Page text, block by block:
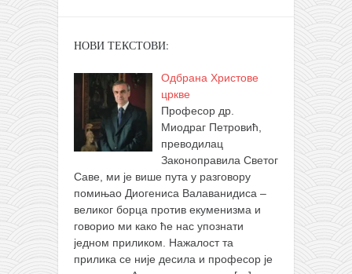
НОВИ ТЕКСТОВИ:
Одбрана Христове
цркве
Професор др.
Миодраг Петровић,
преводилац
Законоправила Светог
Саве, ми је више пута у разговору
помињао Диогениса Валаванидиса –
великог борца против екуменизма и
говорио ми како ће нас упознати
једном приликом. Нажалост та
прилика се није десила и професор је